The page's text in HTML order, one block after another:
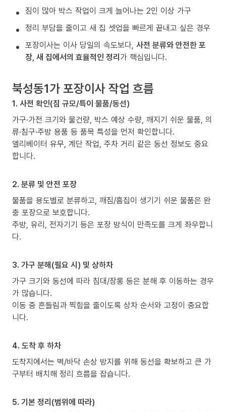
짐이 많아 박스 작업이 크게 늘어나는 2인 이상 가구
정리 부담을 줄이고 새 집 셋업을 빠르게 끝내고 싶은 경우
포장이사는 이사 당일의 속도보다, 사전 분류와 안전한 포
장, 새 집에서의 효율적인 정리가 핵심입니다.
북성동1가 포장이사 작업 흐름
1. 사전 확인(짐 규모/특이 물품/동선)
가구·가전 크기와 물건량, 박스 예상 수량, 깨지기 쉬운 물품, 의
류·침구·주방 용품 등 품목 특성을 먼저 확인합니다.
엘리베이터 유무, 계단 작업, 주차 거리 같은 동선 정보도 중요
합니다.
2. 분류 및 안전 포장
물품을 용도별로 분류하고, 깨짐/흠집이 생기기 쉬운 물품은 완
충 포장으로 보호합니다.
주방, 유리, 전자기기 등은 포장 방식이 만족도를 크게 좌우합니
다.
3. 가구 분해(필요 시) 및 상하차
가구 크기와 동선에 따라 침대/장롱 등은 분해 후 이동하는 경우
가 많습니다.
이동 중 흔들림과 찍힘을 줄이도록 상차 순서와 고정이 중요합
니다.
4. 도착 후 하차
도착지에서는 벽/바닥 손상 방지를 위해 동선을 확보하고 큰 가
구부터 배치해 정리 흐름을 잡습니다.
5. 기본 정리(범위에 따라)